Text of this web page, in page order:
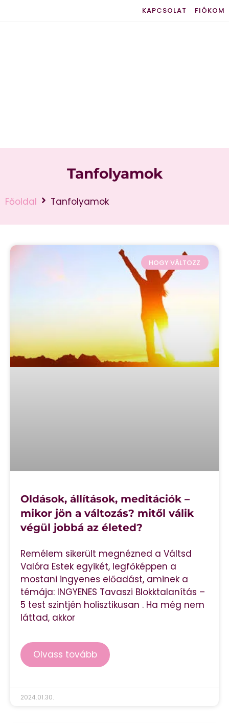
KAPCSOLAT FIÓKOM
Tanfolyamok
Főoldal Tanfolyamok
HOGY VÁLTOZZ
Oldások, állítások, meditációk –
mikor jön a változás? mitől válik
végül jobbá az életed?
Remélem sikerült megnézned a Váltsd
Valóra Estek egyikét, legfőképpen a
mostani ingyenes előadást, aminek a
témája: INGYENES Tavaszi Blokktalanítás –
5 test szintjén holisztikusan . Ha még nem
láttad, akkor
Olvass tovább
2024.01.30.